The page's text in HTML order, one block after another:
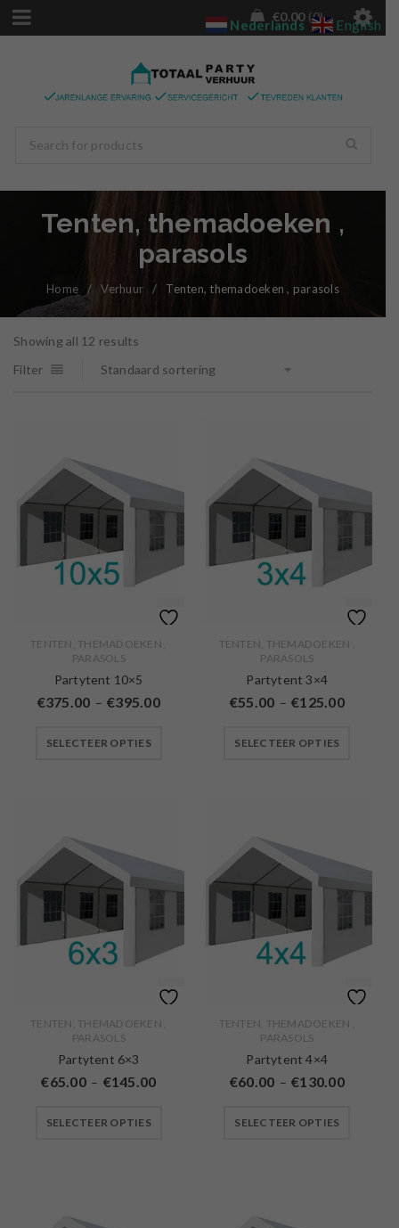
€0.00 0
Tenten, themadoeken ,
parasols
Home / Verhuur / Tenten, themadoeken , parasols
Showing all 12 results
Filter
Standaard sortering
TENTEN, THEMADOEKEN ,
PARASOLS
Partytent 10×5
€375.00 – €395.00
SELECTEER OPTIES
TENTEN, THEMADOEKEN ,
PARASOLS
Partytent 3×4
€55.00 – €125.00
SELECTEER OPTIES
TENTEN, THEMADOEKEN ,
PARASOLS
Partytent 6×3
€65.00 – €145.00
SELECTEER OPTIES
TENTEN, THEMADOEKEN ,
PARASOLS
Partytent 4×4
€60.00 – €130.00
SELECTEER OPTIES
Nederlands English